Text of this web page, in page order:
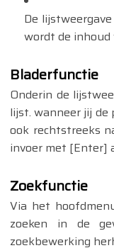
De
wordt de inhoud
Bladerfunctie
Onderin de
lijst. wanneer jij de
ook rechtstreeks
invoer met [Enter]
Zoekfunctie
Via het
zoeken in de
zoekbewerking